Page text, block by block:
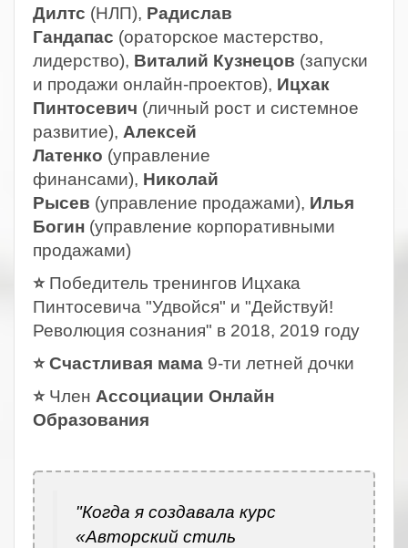
Дилтс (НЛП), Радислав
Гандапас (ораторское мастерство,
лидерство), Виталий Кузнецов (запуски
и продажи онлайн-проектов), Ицхак
Пинтосевич (личный рост и системное
развитие), Алексей
Латенко (управление
финансами), Николай
Рысев (управление продажами), Илья
Богин (управление корпоративными
продажами)
⭐ Победитель тренингов Ицхака
Пинтосевича "Удвойся" и "Действуй!
Революция сознания" в 2018, 2019 году
⭐ Счастливая мама 9-ти летней дочки
⭐ Член Ассоциации Онлайн
Образования
"Когда я создавала курс
«Авторский стиль